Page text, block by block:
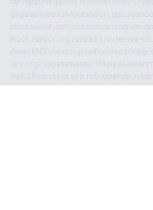
gtglasslined.ru ii4.rutssport.spb.ru
blackwallstreet.ruoboimos.ruoptim-
ikuch.ru nycr.org.ru npa21.ruvremya-
desert000.ru ivtorgi.ru ifiori.rucatalog-
dcv.org.ruspetsmaster174.ru
dum26.ru ruspol.spb.rufr-opendp.ru
cheyenne-arapaho.ru